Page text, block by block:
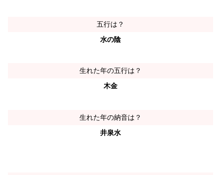
五行は？
水の陰
生れた年の五行は？
木金
生れた年の納音は？
井泉水